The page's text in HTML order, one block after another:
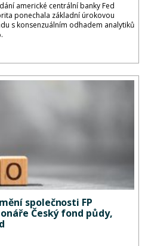
americké centrální banky Fed
ponechala základní úrokovou
s konsenzuálním odhadem analytiků
společnosti FP
Český fond půdy,